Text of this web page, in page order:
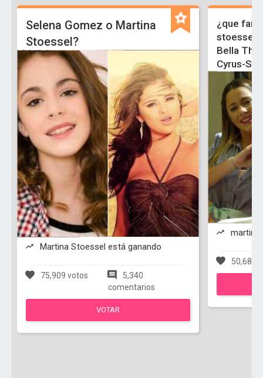
Selena Gomez o Martina
Stoessel?
Martina Stoessel está ganando
75,909 votos
5,340
comentarios
VOTAR
¿que
stoessel-
Bella
Cyrus-
martina
50,684